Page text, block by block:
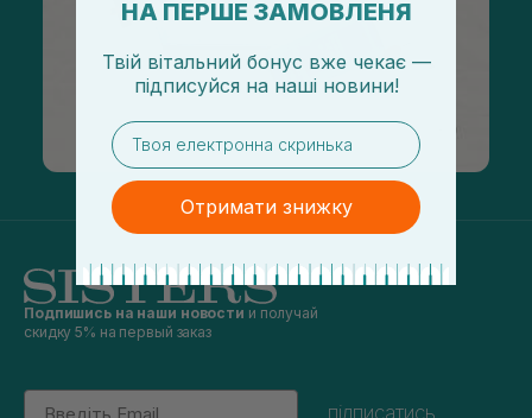
Подпишись на наши новости и получай
скидку 5% на первый заказ
Email
підписатись
НА ПЕРШЕ ЗАМОВЛЕНЯ
Твій вітальний бонус вже чекає —
підписуйся на наші новини!
email
Отримати знижку